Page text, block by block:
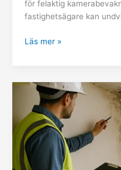
för felaktig
fastighetsägare kan
Läs mer »
Effektiv
skadehantering
–
så
sparar
ni
tid